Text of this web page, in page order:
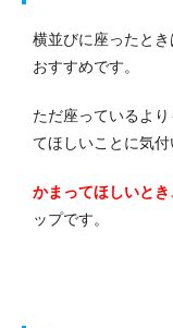
横並びに座ったと
おすすめです。
ただ座っているよ
てほしいことに気付
かまってほしいと
ップです。